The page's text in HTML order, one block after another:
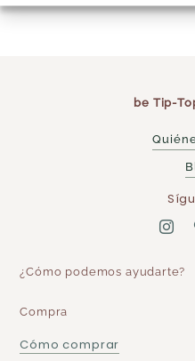
be Tip-
¿Cómo podemos ayudarte?
Compra
Cómo comprar